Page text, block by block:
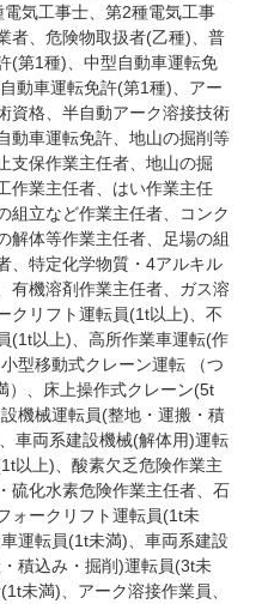
気工事士、第2種電気工事
者、危険物取扱者(乙種)、普
(第1種)、中型自動車運転免
動車運転免許(第1種)、アー
資格、半自動アーク溶接技術
動車運転免許、地山の掘削等
支保作業主任者、地山の掘
作業主任者、はい作業主任
組立など作業主任者、コンク
解体等作業主任者、足場の組
、特定化学物質・4アルキル
有機溶剤作業主任者、ガス溶
クリフト運転員(1t以上)、不
(1t以上)、高所作業車運転(作
型移動式クレーン運転 （つ
）、床上操作式クレーン(5t
機械運転員(整地・運搬・積
車両系建設機械(解体用)運転
以上)、酸素欠乏危険作業主
硫化水素危険作業主任者、石
ォークリフト運転員(1t未
運転員(1t未満)、車両系建設
積込み・掘削)運転員(3t未
未満)、アーク溶接作業員、